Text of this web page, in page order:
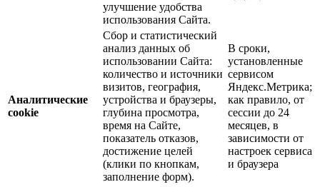
улучшение удобства
использования Сайта.
Аналитические
cookie
Сбор и статистический
анализ данных об
использовании Сайта:
количество и источники
визитов, география,
устройства и браузеры,
глубина просмотра,
время на Сайте,
показатель отказов,
достижение целей
(клики по кнопкам,
заполнение форм).
В сроки,
установленные
сервисом
Яндекс.Метрика;
как правило, от
сессии до 24
месяцев, в
зависимости от
настроек сервиса
и браузера